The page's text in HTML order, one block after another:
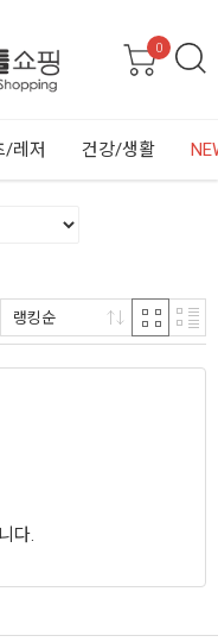
0
/레저 건강/생활
랭킹순
다.